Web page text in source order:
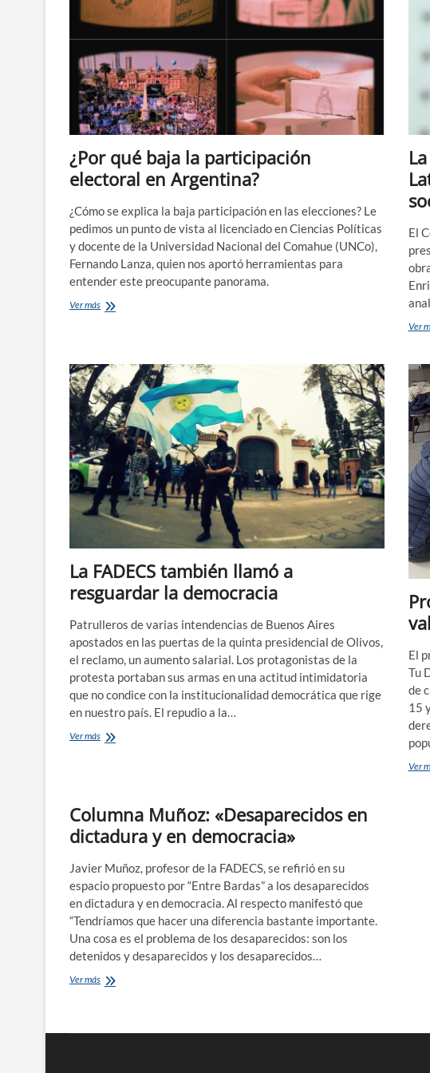
¿Por qué baja la participación
electoral en Argentina?
¿Cómo se explica la baja participación en las elecciones? Le
pedimos un punto de vista al licenciado en Ciencias Políticas
y docente de la Universidad Nacional del Comahue (UNCo),
Fernando Lanza, quien nos aportó herramientas para
entender este preocupante panorama.
Ver más¿Por
electoral
en
Argentina?
El
Ver
La FADECS también llamó a
resguardar la democracia
Patrulleros de varias intendencias de Buenos Aires
apostados en las puertas de la quinta presidencial de Olivos,
el reclamo, un aumento salarial. Los protagonistas de la
protesta portaban sus armas en una actitud intimidatoria
que no condice con la institucionalidad democrática que rige
en nuestro país. El repudio a la…
Ver másLa
la
democracia
El
Tu
de
15
Ver
Columna Muñoz: «Desaparecidos en
dictadura y en democracia»
Javier Muñoz, profesor de la FADECS, se refirió en su
espacio propuesto por “Entre Bardas” a los desaparecidos
en dictadura y en democracia. Al respecto manifestó que
“Tendríamos que hacer una diferencia bastante importante.
Una cosa es el problema de los desaparecidos: son los
detenidos y desaparecidos y los desaparecidos…
Ver másColumna
dictadura